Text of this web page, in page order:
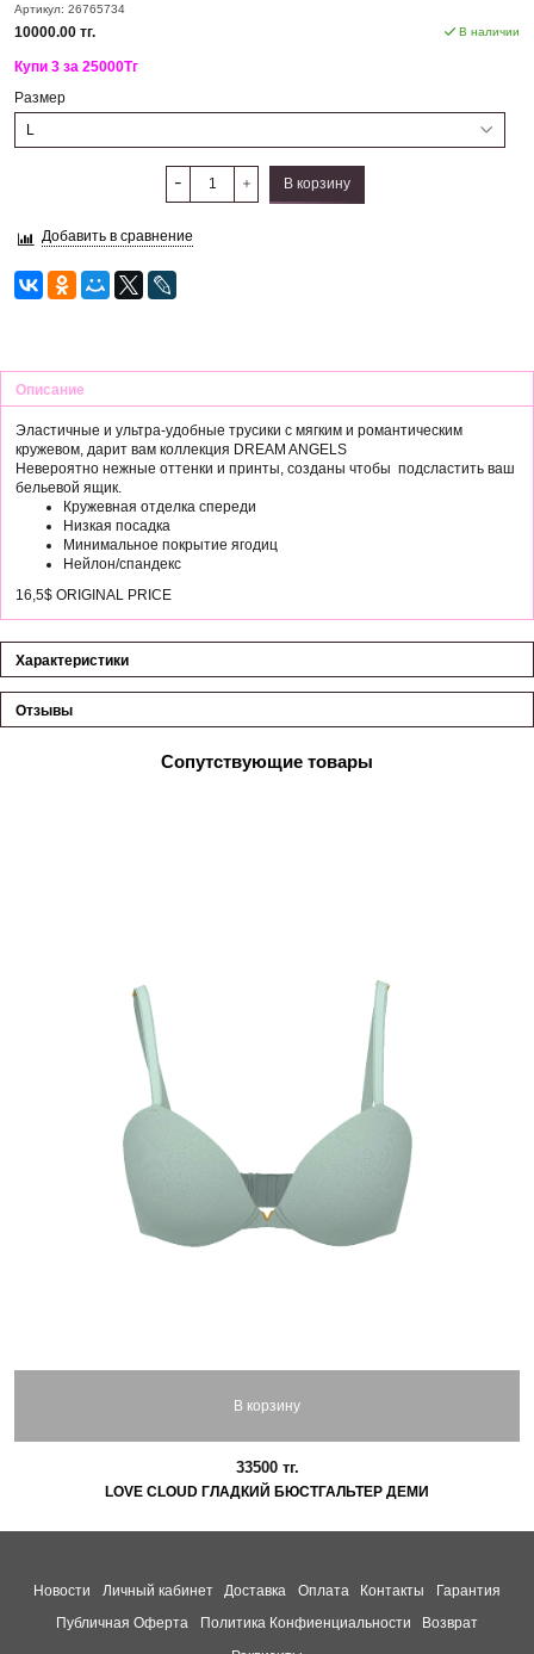
Артикул: 26765734
10000.00 тг. В наличии
Купи 3 за 25000Тг
Размер
В корзину
Добавить в сравнение
Описание
Эластичные и ультра-удобные трусики с мягким и романтическим
кружевом, дарит вам коллекция DREAM ANGELS
Невероятно нежные оттенки и принты, созданы чтобы подсластить ваш
бельевой ящик.
Кружевная отделка спереди
Низкая посадка
Минимальное покрытие ягодиц
Нейлон/спандекс
16,5$ ORIGINAL PRICE
Характеристики
Отзывы
Сопутствующие товары
В корзину
33500 тг.
LOVE CLOUD ГЛАДКИЙ БЮСТГАЛЬТЕР ДЕМИ
Новости Личный кабинет Доставка Оплата Контакты
Гарантия
Публичная Оферта
Политика Конфиенциальности
Возврат